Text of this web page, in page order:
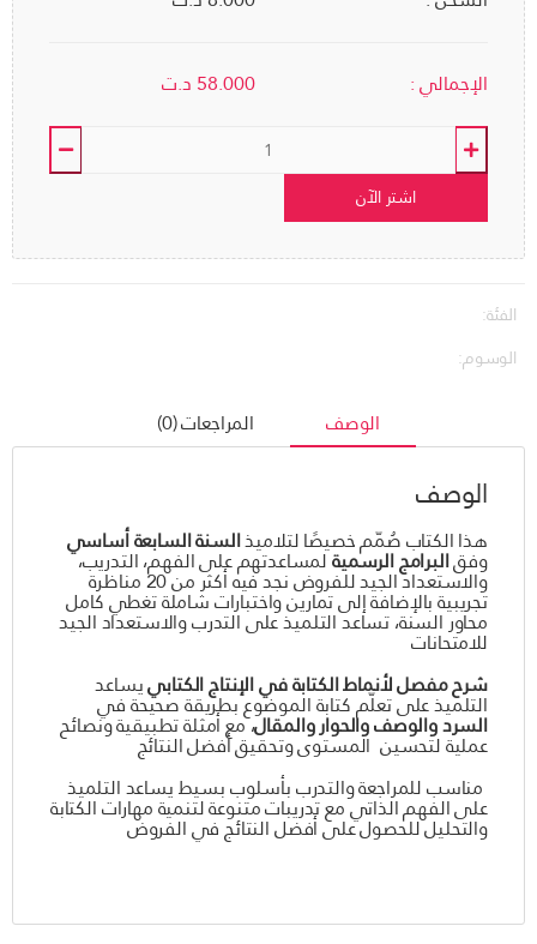
الإجمالي : 58.000 د.ت
اشتر الآن
الفئة:
الوسوم:
الوصف المراجعات (0)
الوصف
هذا الكتاب صُمّم خصيصًا لتلاميذالسنة السابعة أساسي
وفقالبرامج الرسميةلمساعدتهم على الفهم، التدريب،
والاستعداد الجيد للفروض نجد فيه أكثر من 20 مناظرة
تجريبية بالإضافة إلى تمارين واختبارات شاملة تغطي كامل
محاور السنة، تساعد التلميذ على التدرب والاستعداد الجيد
للامتحانات
شرح مفصل لأنماط الكتابة في الإنتاج الكتابييساعد
التلميذ على تعلّم كتابة الموضوع بطريقة صحيحة في
السرد والوصف والحوار والمقال، مع أمثلة تطبيقية ونصائح
عملية لتحسين المستوى وتحقيق أفضل النتائج
مناسب للمراجعة والتدرب بأسلوب بسيط يساعد التلميذ
على الفهم الذاتي مع تدريبات متنوعة لتنمية مهارات الكتابة
والتحليل للحصول على أفضل النتائج في الفروض